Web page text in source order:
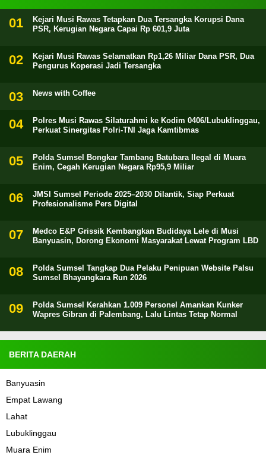
Kejari Musi Rawas Tetapkan Dua Tersangka Korupsi Dana
PSR, Kerugian Negara Capai Rp 601,9 Juta
Kejari Musi Rawas Selamatkan Rp1,26 Miliar Dana PSR, Dua
Pengurus Koperasi Jadi Tersangka
News with Coffee
Polres Musi Rawas Silaturahmi ke Kodim 0406/Lubuklinggau,
Perkuat Sinergitas Polri-TNI Jaga Kamtibmas
Polda Sumsel Bongkar Tambang Batubara Ilegal di Muara
Enim, Cegah Kerugian Negara Rp95,9 Miliar
JMSI Sumsel Periode 2025–2030 Dilantik, Siap Perkuat
Profesionalisme Pers Digital
Medco E&P Grissik Kembangkan Budidaya Lele di Musi
Banyuasin, Dorong Ekonomi Masyarakat Lewat Program LBD
Polda Sumsel Tangkap Dua Pelaku Penipuan Website Palsu
Sumsel Bhayangkara Run 2026
Polda Sumsel Kerahkan 1.009 Personel Amankan Kunker
Wapres Gibran di Palembang, Lalu Lintas Tetap Normal
BERITA DAERAH
Banyuasin
Empat Lawang
Lahat
Lubuklinggau
Muara Enim